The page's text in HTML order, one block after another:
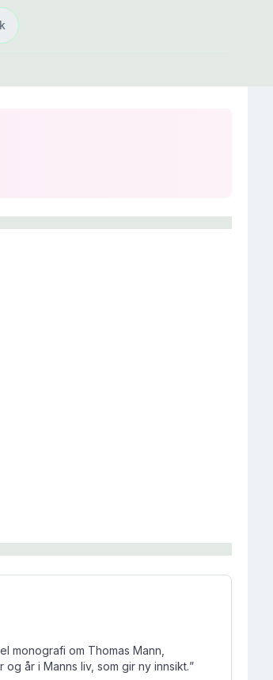
monografi om Thomas Mann,
år i Manns liv, som gir ny innsikt.”